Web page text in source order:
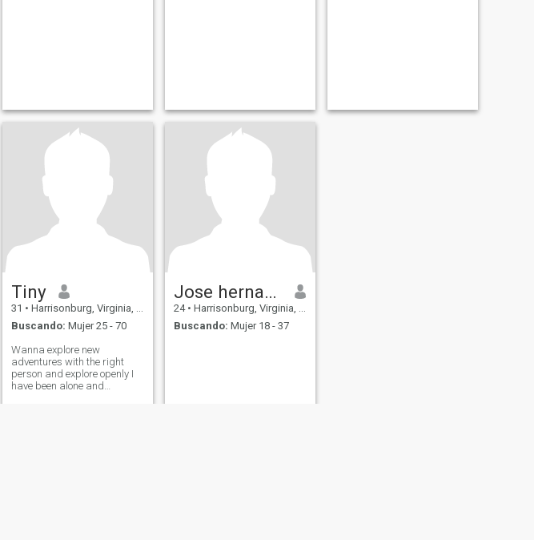
Tiny
31 • Harrisonburg, Virginia, Estados Unidos
Buscando: Mujer 25 - 70
Wanna explore new
adventures with the right
person and explore openly I
have been alone and
Jose hernandez
24 • Harrisonburg, Virginia, Estados Unidos
Buscando: Mujer 18 - 37